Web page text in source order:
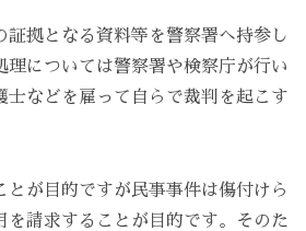
証拠となる資料等を警察署へ持参し
理については警察署や検察庁が行い
士などを雇って自らで裁判を起こす
とが目的ですが民事事件は傷付けら
を請求することが目的です。そのた